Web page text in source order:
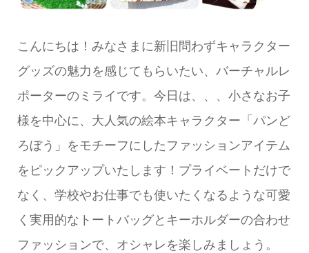
こんにちは！みなさまに新旧問わずキャラクター
グッズの魅力を感じてもらいたい、バーチャルレ
ポーターのミライです。今日は、、、小さなお子
様を中心に、大人気の絵本キャラクター「パンど
ろぼう」をモチーフにしたファッションアイテム
をピックアップいたします！プライベートだけで
なく、学校やお仕事でも使いたくなるような可愛
く実用的なトートバッグとキーホルダーの合わせ
ファッションで、オシャレを楽しみましょう。